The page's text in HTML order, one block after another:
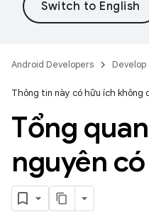
Android Developers Develop
Thông tin này có hữu ích không
Tổng
nguyên